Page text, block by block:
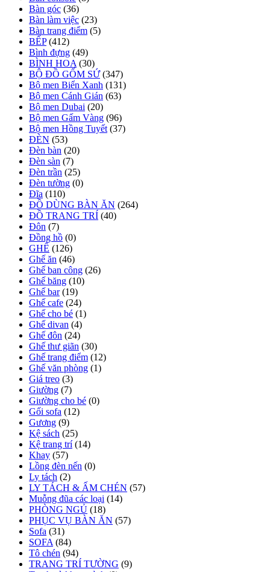
Bàn góc (36)
Bàn làm việc (23)
Bàn trang điểm (5)
BẾP (412)
Bình đựng (49)
BÌNH HOA (30)
BỘ ĐỒ GỐM SỨ (347)
Bộ men Biển Xanh (131)
Bộ men Cánh Gián (63)
Bộ men Dubai (20)
Bộ men Gấm Vàng (96)
Bộ men Hồng Tuyết (37)
ĐÈN (53)
Đèn bàn (20)
Đèn sàn (7)
Đèn trần (25)
Đèn tường (0)
Đĩa (110)
ĐỒ DÙNG BÀN ĂN (264)
ĐỒ TRANG TRÍ (40)
Đôn (7)
Đồng hồ (0)
GHẾ (126)
Ghế ăn (46)
Ghế ban công (26)
Ghế băng (10)
Ghế bar (19)
Ghế cafe (24)
Ghế cho bé (1)
Ghế divan (4)
Ghế đôn (24)
Ghế thư giãn (30)
Ghế trang điểm (12)
Ghế văn phòng (1)
Giá treo (3)
Giường (7)
Giường cho bé (0)
Gối sofa (12)
Gương (9)
Kệ sách (25)
Kệ trang trí (14)
Khay (57)
Lồng đèn nến (0)
Ly tách (2)
LY TÁCH & ẤM CHÉN (57)
Muỗng đũa các loại (14)
PHÒNG NGỦ (18)
PHỤC VỤ BÀN ĂN (57)
Sofa (31)
SOFA (84)
Tô chén (94)
TRANG TRÍ TƯỜNG (9)